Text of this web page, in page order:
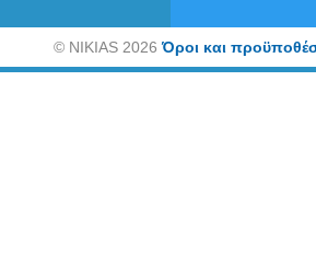
©NIKIAS 2026Όροι και